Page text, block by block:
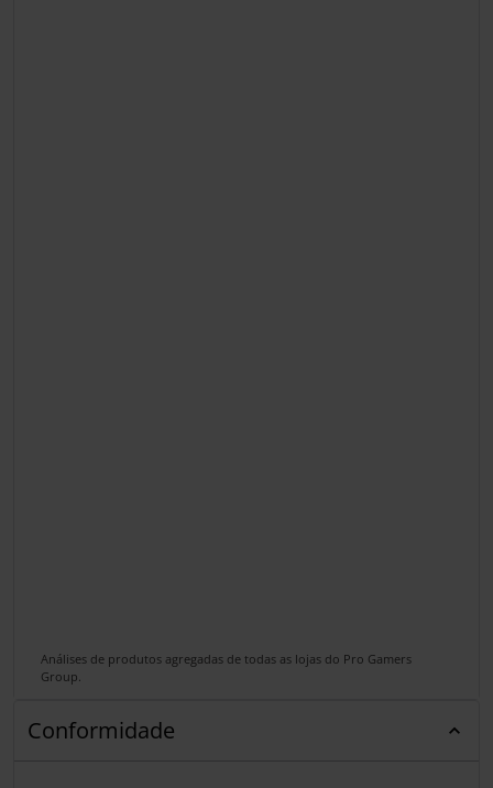
Análises de produtos agregadas de todas as lojas do Pro Gamers
Group.
Conformidade